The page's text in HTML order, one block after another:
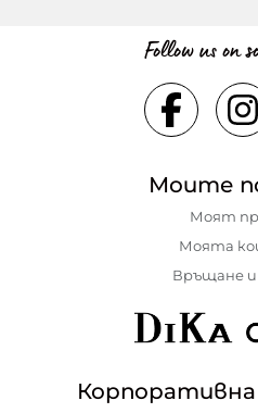
Follow us on
Моите
Моят
Моята
Връщане и